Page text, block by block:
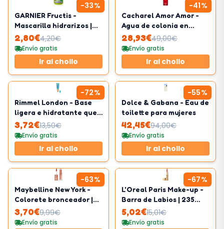
-33%
GARNIER Fructis -
Mascarilla hidrarizos |
320ml
2,80€4,20€
Envío gratis
Ir al chollo
-41%
Cacharel Amor Amor -
Agua de colonia en
vaporizador spray para
mujer
28,93€49,00€
Envío gratis
Ir al chollo
-72%
Rimmel London - Base
ligera e hidratante que
calma la piel sensible
3,72€13,50€
Envío gratis
Ir al chollo
-55%
Dolce & Gabana - Eau de
toilette para mujeres
42,45€94,00€
Envío gratis
Ir al chollo
-63%
Maybelline New York -
Colorete bronceador |
Fórmula modulable |
Tono 08 Shades On
3,70€9,99€
Envío gratis
-67%
L'Oreal Paris Make-up -
Barra de Labios | 235
Nude
5,02€15,01€
Envío gratis